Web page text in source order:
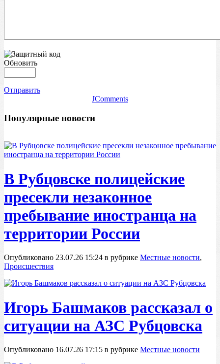
Обновить
Отправить
JComments
Популярные новости
В Рубцовске полицейские
пресекли незаконное
пребывание иностранца на
территории России
Опубликовано 23.07.26 15:24 в рубрике Местные новости,
Происшествия
Игорь Башмаков рассказал о
ситуации на АЗС Рубцовска
Опубликовано 16.07.26 17:15 в рубрике Местные новости